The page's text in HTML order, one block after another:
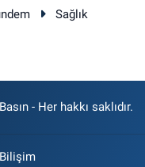
Sağlık
- Her hakkı saklıdır.